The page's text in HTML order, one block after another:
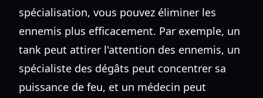
spécialisation, vous pouvez éliminer les
ennemis plus efficacement. Par exemple, un
tank peut attirer l'attention des ennemis, un
spécialiste des dégâts peut concentrer sa
puissance de feu, et un médecin peut